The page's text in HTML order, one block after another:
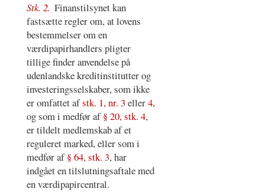
Stk. 2. Finanstilsynet kan
fastsætte regler om, at lovens
bestemmelser om en
værdipapirhandlers pligter
tillige finder anvendelse på
udenlandske kreditinstitutter og
investeringsselskaber, som ikke
er omfattet afstk. 1, nr. 3eller4,
og som i medfør af§ 20, stk. 4,
er tildelt medlemskab af et
reguleret marked, eller som i
medfør af§ 64, stk. 3, har
indgået en tilslutningsaftale med
en værdipapircentral.